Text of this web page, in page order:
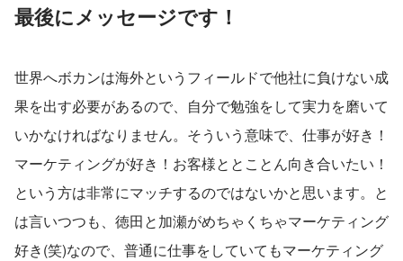
最後にメッセージです！
世界へボカンは海外というフィールドで他社に負けない成
果を出す必要があるので、自分で勉強をして実力を磨いて
いかなければなりません。そういう意味で、仕事が好き！
マーケティングが好き！お客様ととことん向き合いたい！
という方は非常にマッチするのではないかと思います。と
は言いつつも、徳田と加瀬がめちゃくちゃマーケティング
好き(笑)なので、普通に仕事をしていてもマーケティング